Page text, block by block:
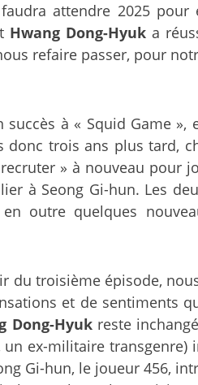
attendre 2025
Hwang Dong-Hyuk a
refaire passer, pour
à « Squid Game
trois ans plus tard,
» à nouveau pour
à Seong Gi-hun. Les
outre quelques
du troisième épisode,
et de sentiments
Dong-Hyuk reste
ex-militaire
Gi-hun, le joueur 456,